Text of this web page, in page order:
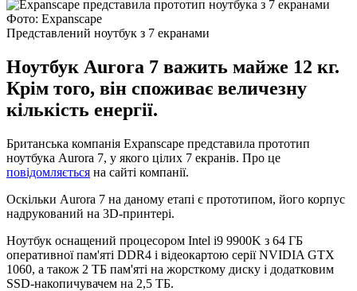
Фото: Expanscape
Представлений ноутбук з 7 екранами
Ноутбук Aurora 7 важить майже 12 кг.
Крім того, він споживає величезну
кількість енергії.
Британська компанія Expanscape представила прототип
ноутбука Aurora 7, у якого цілих 7 екранів. Про це
повідомляється на сайті компанії.
Оскільки Aurora 7 на даному етапі є прототипом, його корпус
надрукований на 3D-принтері.
Ноутбук оснащений процесором Intel i9 9900K з 64 ГБ
оперативної пам'яті DDR4 і відеокартою серії NVIDIA GTX
1060, а також 2 ТБ пам'яті на жорсткому диску і додатковим
SSD-накопичувачем на 2,5 ТБ.